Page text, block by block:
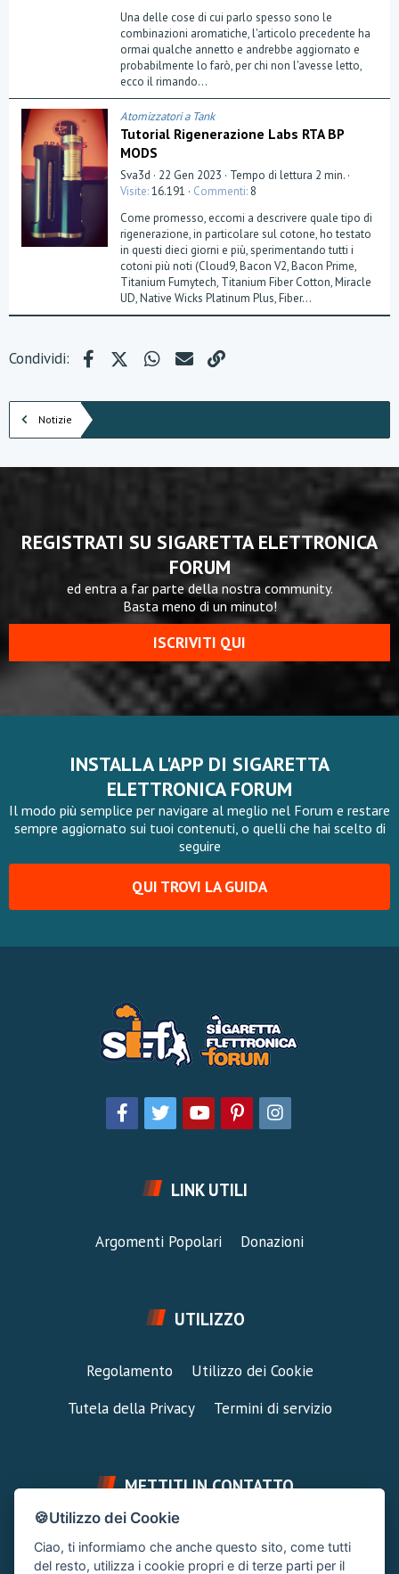
0
s
t
e
l
l
(
e
)
Una delle cose di cui parlo spesso sono le
combinazioni aromatiche, l'articolo precedente ha
ormai qualche annetto e andrebbe aggiornato e
probabilmente lo farò, per chi non l'avesse letto,
ecco il rimando...
Atomizzatori a Tank
Tutorial Rigenerazione Labs RTA BP
MODS
Sva3d 22 Gen 2023
Tempo di lettura 2 min.
Visite 16.191 Commenti 8
Come promesso, eccomi a descrivere quale tipo di
rigenerazione, in particolare sul cotone, ho testato
in questi dieci giorni e più, sperimentando tutti i
cotoni più noti (Cloud9, Bacon V2, Bacon Prime,
Titanium Fumytech, Titanium Fiber Cotton, Miracle
UD, Native Wicks Platinum Plus, Fiber...
Condividi: FacebookX (Twitter)WhatsApp
e-mail
Notizie
REGISTRATI SU SIGARETTA ELETTRONICA
FORUM
ed entra a far parte della nostra community.
Basta meno di un minuto!
ISCRIVITI QUI
INSTALLA L'APP DI SIGARETTA
ELETTRONICA FORUM
Il modo più semplice per navigare al meglio nel Forum e restare
sempre aggiornato sui tuoi contenuti, o quelli che hai scelto di
seguire
QUI TROVI LA GUIDA
LINK UTILI
Argomenti Popolari Donazioni
UTILIZZO
Regolamento
Utilizzo dei Cookie
Tutela della Privacy
Termini di servizio
METTITI IN CONTATTO
FAI UNA DOMANDA
Chiedi un Consiglio
Area Ticket
🍪Utilizzo dei Cookie
Ciao, ti informiamo che anche questo sito, come tutti
del resto, utilizza i cookie propri e di terze parti per il